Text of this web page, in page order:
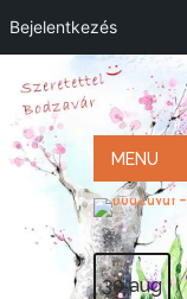
Bejelentkezés
MENU
30 aug